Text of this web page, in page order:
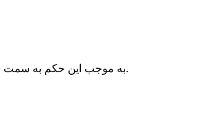
به موجب این حکم به سمت سرپرست فرمانداری شهرستان لاهیجان منصوب می شوید، خواهشمند است شروع به کار خود را به استانداری اعلام فرمایید.